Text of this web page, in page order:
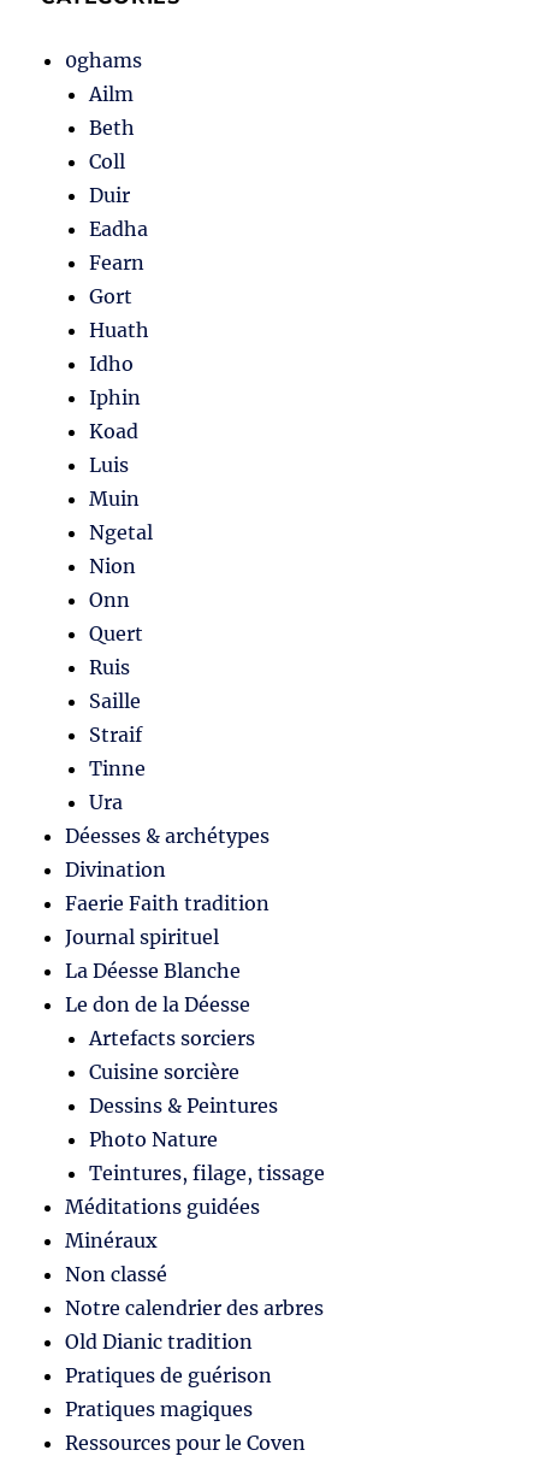
0ghams
Ailm
Beth
Coll
Duir
Eadha
Fearn
Gort
Huath
Idho
Iphin
Koad
Luis
Muin
Ngetal
Nion
Onn
Quert
Ruis
Saille
Straif
Tinne
Ura
Déesses & archétypes
Divination
Faerie Faith tradition
Journal spirituel
La Déesse Blanche
Le don de la Déesse
Artefacts sorciers
Cuisine sorcière
Dessins & Peintures
Photo Nature
Teintures, filage, tissage
Méditations guidées
Minéraux
Non classé
Notre calendrier des arbres
Old Dianic tradition
Pratiques de guérison
Pratiques magiques
Ressources pour le Coven